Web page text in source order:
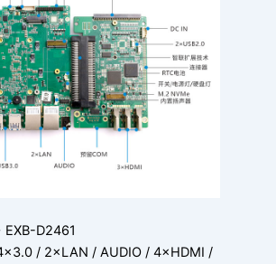
D2461
/ 2×LAN / AUDIO / 4×HDMI /